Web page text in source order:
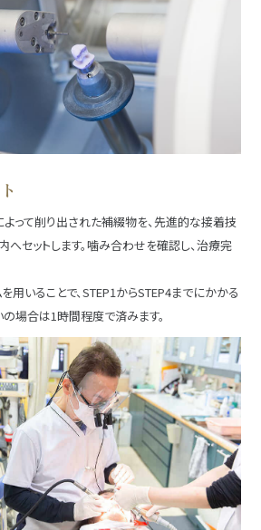
よって削り出された補綴物を、先進的な接着技
へセットします。噛み合わせを確認し、治療完
用いることで、STEP1からSTEP4までにかかる
の場合は1時間程度で済みます。